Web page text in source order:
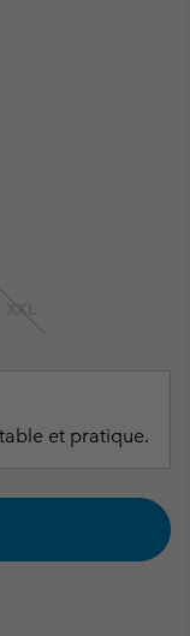
XXL
et pratique.